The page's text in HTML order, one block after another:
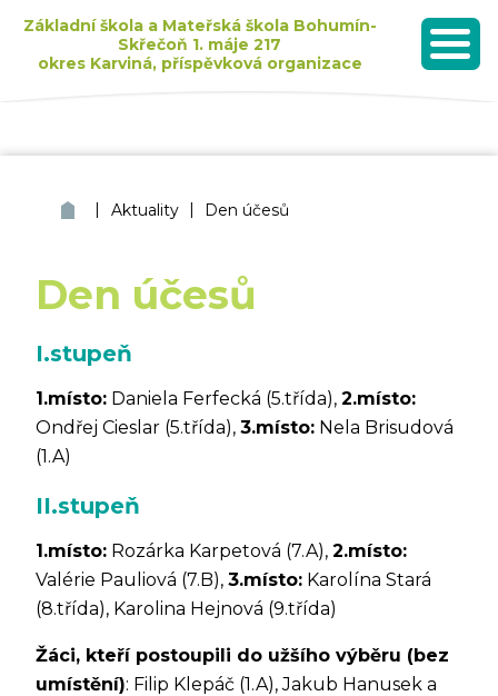
Základní škola a Mateřská škola Bohumín-
Skřečoň 1. máje 217
okres Karviná, příspěvková organizace
MENU
ZŠ a MŠ Bohumín Skřečoň
| Aktuality | Den účesů
Den účesů
I.stupeň
1.místo: Daniela Ferfecká (5.třída), 2.místo:
Ondřej Cieslar (5.třída), 3.místo: Nela Brisudová
(1.A)
II.stupeň
1.místo: Rozárka Karpetová (7.A), 2.místo:
Valérie Pauliová (7.B), 3.místo: Karolína Stará
(8.třída), Karolina Hejnová (9.třída)
Žáci, kteří postoupili do užšího výběru (bez
umístění): Filip Klepáč (1.A), Jakub Hanusek a